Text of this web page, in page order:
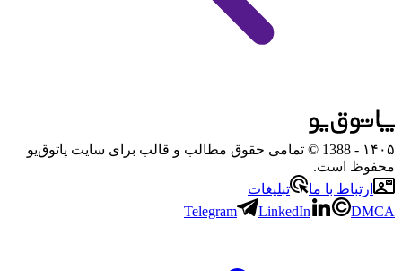
۱۴۰۵
- 1388 © تمامی حقوق مطالب و قالب برای سایت پاتوق‌یو
محفوظ است.
ارتباط با ما
تبلیغات
Telegram
LinkedIn DMCA